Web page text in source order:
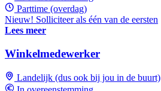
Parttime (overdag)
Nieuw! Solliciteer als één van de eersten
Lees meer
Winkelmedewerker
Landelijk (dus ook bij jou in de buurt)